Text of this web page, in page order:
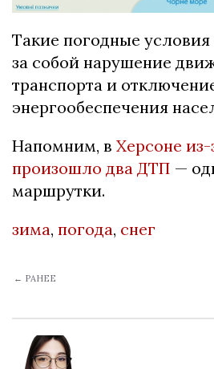
Такие погодные условия
за собой нарушение
транспорта и
энергообеспечения
Напомним, в Херсоне из-
произошло два ДТП —
маршрутки.
зима, погода, снег
← РАНЕЕ